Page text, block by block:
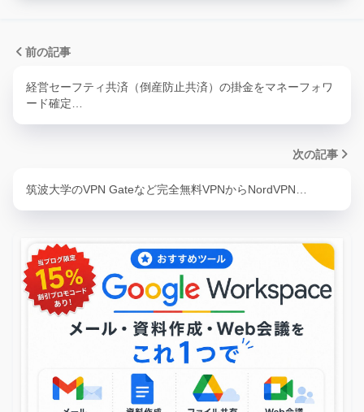
前の記事
経営セーフティ共済（倒産防止共済）の掛金をマネーフォワ
ード確定…
次の記事
筑波大学のVPN Gateなど完全無料VPNからNordVPN…